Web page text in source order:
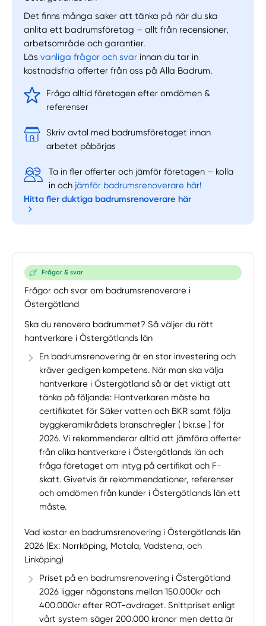
Det finns många saker att tänka på när du ska
anlita ett badrumsföretag – allt från recensioner,
arbetsområde och garantier.
Läsvanliga frågor och svar innan du tar in
kostnadsfria offerter från oss på Alla Badrum.
Fråga alltid företagen efter omdömen &
referenser
Skriv avtal med badrumsföretaget innan
arbetet påbörjas
Ta in fler offerter och jämför företagen – kolla
in och jämför badrumsrenoverare här!
Hitta fler duktiga badrumsrenoverare här
Frågor & svar
Frågor och svar om badrumsrenoverare i
Östergötland
Ska du renovera badrummet? Så väljer du rätt
hantverkare i Östergötlands län
En badrumsrenovering är en stor investering och
kräver gedigen kompetens. När man ska välja
hantverkare i Östergötland så är det viktigt att
tänka på följande: Hantverkaren måste ha
certifikatet för Säker vatten och BKR samt följa
byggkeramikrådets branschregler ( bkr.se ) för
2026. Vi rekommenderar alltid att jämföra offerter
från olika hantverkare i Östergötlands län och
fråga företaget om intyg på certifikat och F-
skatt. Givetvis är rekommendationer, referenser
och omdömen från kunder i Östergötlands län ett
måste.
Vad kostar en badrumsrenovering i Östergötlands län
2026 (Ex: Norrköping, Motala, Vadstena, och
Linköping)
Priset på en badrumsrenovering i Östergötland
2026 ligger någonstans mellan 150.000kr och
400.000kr efter ROT-avdraget. Snittpriset enligt
vårt system säger 200.000 kronor men detta är